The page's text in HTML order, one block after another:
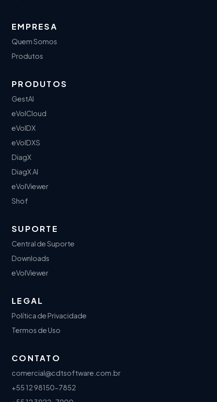
EMPRESA
Quem Somos
Produtos
PRODUTOS
GestAI
eVolCloud
eVolDX
eVolDXS
DiagX
DiagX AI
eVolViewer
Shof
SUPORTE
Central de Suporte
Downloads
eVolViewer
LEGAL
Política de Privacidade
Termos de Uso
CONTATO
comercial@cdtsoftware.com.br
+55 12 98150-7852